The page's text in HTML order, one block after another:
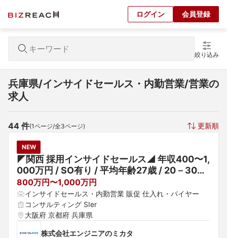
ログイン 会員登録
絞り込み
兵庫県/インサイドセールス・内勤営業/営業の
求人
44 件(1ページ/全3ページ) 更新順
NEW
◤関西 採用インサイドセールス◢ 年収400〜1,
000万円 / SO有り / 平均年齢27歳 / 20－30代
活躍中 / 積極採用中
800万円〜1,000万円
インサイドセールス・内勤営業 販促 仕入れ・バイヤー
コンサルティング SIer
大阪府 京都府 兵庫県
株式会社エンジニアのミカタ